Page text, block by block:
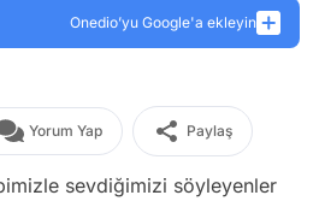
Onedio’yu Google'a ekleyin
Yorum Yap Paylaş
sevdiğimizi söyleyenler